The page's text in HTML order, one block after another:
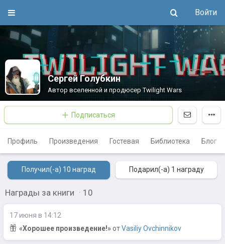
Войти
Сергей Голубкин
Автор вселенной и продюсер Twilight Wars
Подписаться
Профиль Произведения Гостевая Библиотека Блог
Получил(-а) 10 наград Подарил(-а) 1 награду
Награды за книги · 10
17 июня в 14:12
«Хорошее произведение!»отVasiliy Ovchinnikov